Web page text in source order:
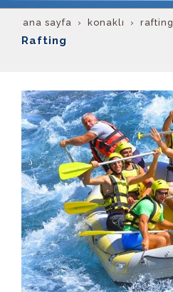
ana sayfa konakli rafting
Rafting